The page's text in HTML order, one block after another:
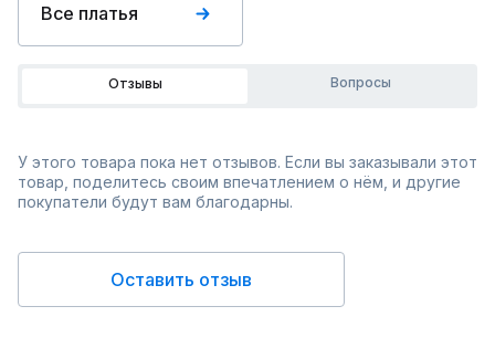
Все платья
Отзывы Вопросы
У этого товара пока нет отзывов. Если вы заказывали этот
товар, поделитесь своим впечатлением о нём, и другие
покупатели будут вам благодарны.
Оставить отзыв